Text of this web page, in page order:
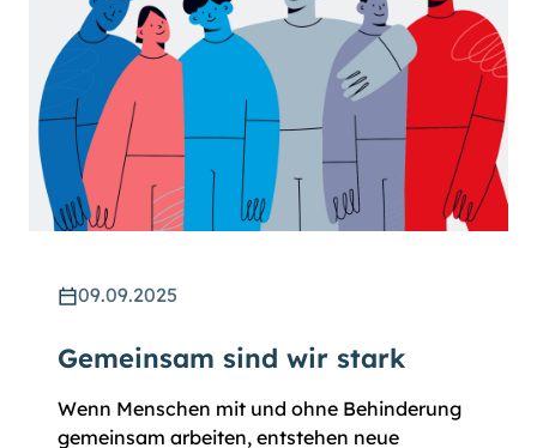
09.09.2025
Gemeinsam sind wir stark
Wenn Menschen mit und ohne Behinderung
gemeinsam arbeiten, entstehen neue